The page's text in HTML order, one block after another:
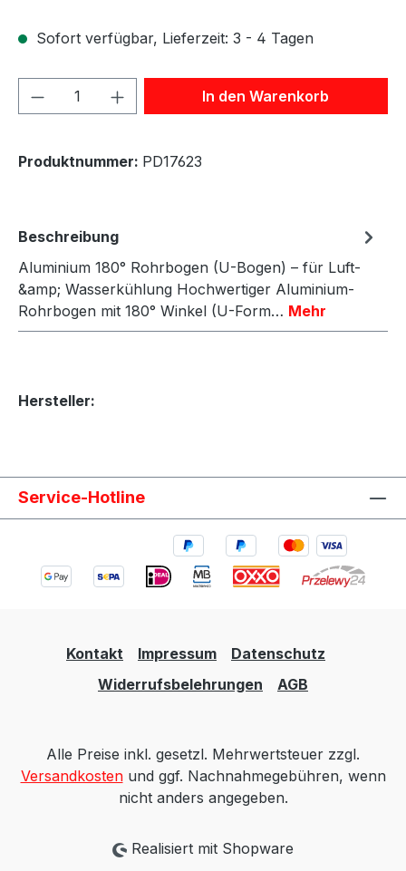
Sofort verfügbar, Lieferzeit: 3 - 4 Tagen
Produkt Anzahl: Gib denIn den Warenkorb
Produktnummer: PD17623
Beschreibung
Aluminium 180° Rohrbogen (U-Bogen) – für Luft-
&amp; Wasserkühlung Hochwertiger Aluminium-
Rohrbogen mit 180° Winkel (U-Form… Mehr
Hersteller:
Service-Hotline
Kontakt Impressum
Datenschutz
Widerrufsbelehrungen
AGB
Alle Preise inkl. gesetzl. Mehrwertsteuer zzgl.
Versandkostenund ggf. Nachnahmegebühren, wenn
nicht anders angegeben.
Realisiert mit Shopware